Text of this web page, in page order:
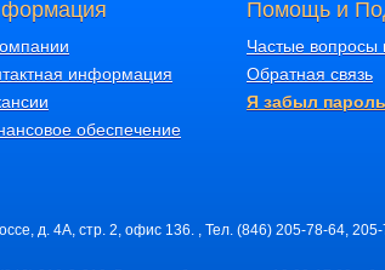
информация
обеспечение
Помощь и
Частые вопросы
Обратная связь
Я забыл
д. 4А, стр. 2, офис 136. , Тел. (846) 205-78-64,